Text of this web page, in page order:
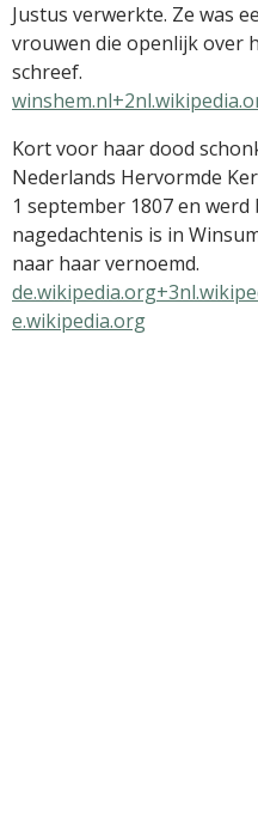
Justus verwerkte. Ze was
vrouwen die openlijk over
schreef.
Kort voor haar dood
Nederlands Hervormde
1 september 1807 en werd
nagedachtenis is in
naar haar vernoemd.
e.wikipedia.org